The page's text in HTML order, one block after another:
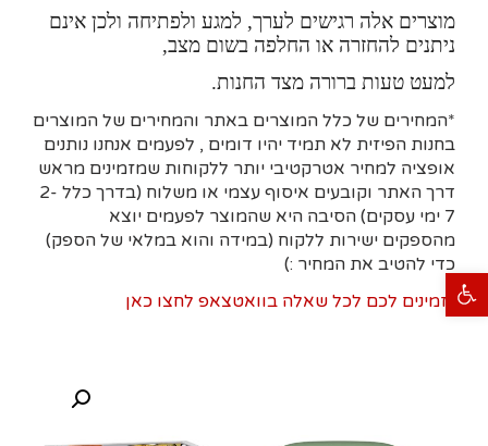
פתח סרגל נגישות
מוצרים אלה רגישים לערך, למגע ולפתיחה ולכן אינם
ניתנים להחזרה או החלפה בשום מצב,
למעט טעות ברורה מצד החנות.
*המחירים של כלל המוצרים באתר והמחירים של המוצרים
בחנות הפיזית לא תמיד יהיו דומים , לפעמים אנחנו נותנים
אופציה למחיר אטרקטיבי יותר ללקוחות שמזמינים מראש
דרך האתר וקובעים איסוף עצמי או משלוח (בדרך כלל 2-
7 ימי עסקים)
הסיבה היא שהמוצר לפעמים יוצא
מהספקים ישירות ללקוח (במידה והוא במלאי של הספק)
כדי להטיב את המחיר :)
זמינים לכם לכל שאלה בוואטצאפ לחצו כאן